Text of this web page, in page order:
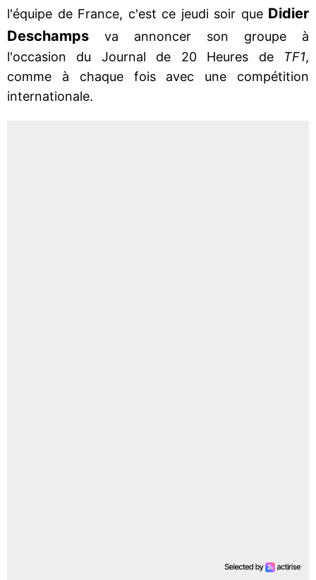
l'équipe de France, c'est ce jeudi soir que Didier
Deschamps va annoncer son groupe à
l'occasion du Journal de 20 Heures de TF1,
comme à chaque fois avec une compétition
internationale.